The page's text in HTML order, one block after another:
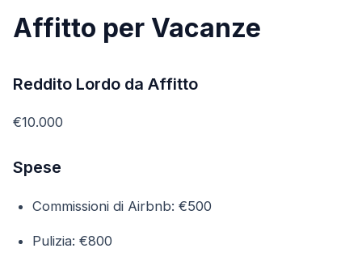
Affitto per Vacanze
Reddito Lordo da Affitto
€10.000
Spese
Commissioni di Airbnb: €500
Pulizia: €800